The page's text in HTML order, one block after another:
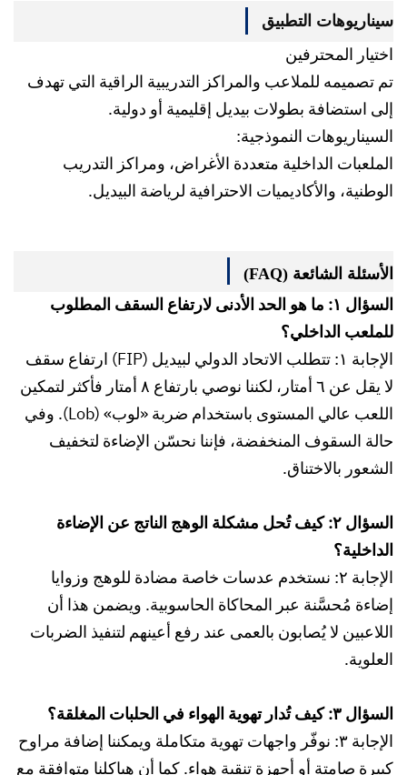
سيناريوهات التطبيق
اختيار المحترفين
تم تصميمه للملاعب والمراكز التدريبية الراقية التي تهدف
إلى استضافة بطولات بيديل إقليمية أو دولية.
السيناريوهات النموذجية:
الملعبات الداخلية متعددة الأغراض، ومراكز التدريب
الوطنية، والأكاديميات الاحترافية لرياضة البيديل.
الأسئلة الشائعة (FAQ)
السؤال ١: ما هو الحد الأدنى لارتفاع السقف المطلوب
للملعب الداخلي؟
الإجابة ١: تتطلب الاتحاد الدولي لبيديل (FIP) ارتفاع سقف
لا يقل عن ٦ أمتار، لكننا نوصي بارتفاع ٨ أمتار فأكثر لتمكين
اللعب عالي المستوى باستخدام ضربة «لوب» (Lob). وفي
حالة السقوف المنخفضة، فإننا نحسّن الإضاءة لتخفيف
الشعور بالاختناق.
السؤال ٢: كيف تُحل مشكلة الوهج الناتج عن الإضاءة
الداخلية؟
الإجابة ٢: نستخدم عدسات خاصة مضادة للوهج وزوايا
إضاءة مُحسَّنة عبر المحاكاة الحاسوبية. ويضمن هذا أن
اللاعبين لا يُصابون بالعمى عند رفع أعينهم لتنفيذ الضربات
العلوية.
السؤال ٣: كيف تُدار تهوية الهواء في الحلبات المغلقة؟
الإجابة ٣: نوفّر واجهات تهوية متكاملة ويمكننا إضافة مراوح
كبيرة صامتة أو أجهزة تنقية هواء. كما أن هياكلنا متوافقة مع